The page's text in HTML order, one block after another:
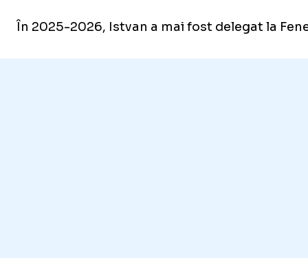
În 2025-2026, Istvan a mai fost delegat la